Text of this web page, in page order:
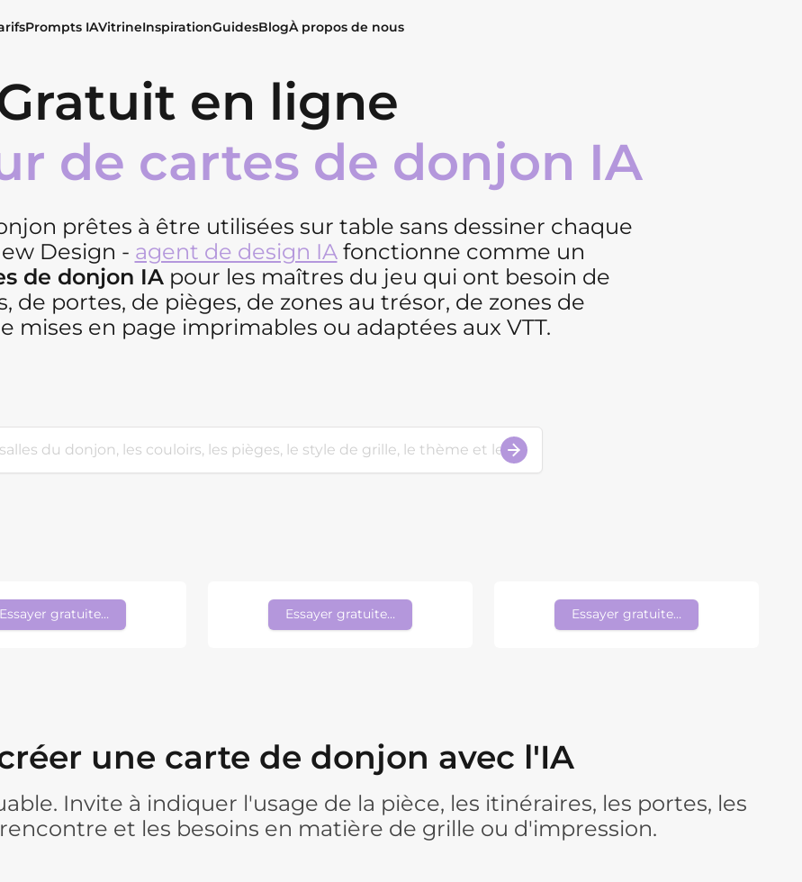
Prompts IAVitrineInspirationGuidesBlogÀ propos de nous
en ligne
de cartes de donjon IA
prêtes à être utilisées sur table sans dessiner chaque
Design - agent de design IAfonctionne comme un
de donjon IA pour les maîtres du jeu qui ont besoin de
de portes, de pièges, de zones au trésor, de zones de
mises en page imprimables ou adaptées aux VTT.
Essayer gratuitement Essayer gratuitement Essayer gratuitement
une carte de donjon avec l'IA
Invite à indiquer l'usage de la pièce, les itinéraires, les portes, les
et les besoins en matière de grille ou d'impression.